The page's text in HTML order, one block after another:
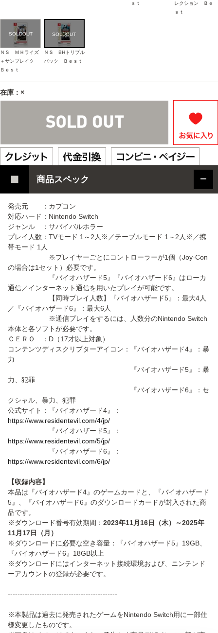
ｓｔ
レクション Ｂｅ
ｓｔ
ＮＳ ＭＨライズ
＋サンブレイク
Ｂｅｓｔ
ＮＳ BHトリプル
パック Ｂｅｓｔ
在庫：×
商品スペック
発売元 ：カプコン
対応ハード：Nintendo Switch
ジャンル ：サバイバルホラー
プレイ人数：TVモード 1～2人※／テーブルモード 1～2人※／携
帯モード 1人
※プレイヤーごとにコントローラーが1個（Joy-Con
の場合は1セット）必要です。
『バイオハザード5』『バイオハザード6』はローカ
通信／インターネット通信を用いたプレイが可能です。
【同時プレイ人数】『バイオハザード5』：最大4人
／『バイオハザード6』：最大6人
※通信プレイをするには、人数分のNintendo Switch
本体と各ソフトが必要です。
ＣＥＲＯ ：D（17才以上対象）
コンテンツディスクリプターアイコン：『バイオハザード4』：暴
力
『バイオハザード5』：暴
力、犯罪
『バイオハザード6』：セ
クシャル、暴力、犯罪
公式サイト：『バイオハザード4』：
https://www.residentevil.com/4/jp/
『バイオハザード5』：
https://www.residentevil.com/5/jp/
『バイオハザード6』：
https://www.residentevil.com/6/jp/
【収録内容】
本品は『バイオハザード4』のゲームカードと、『バイオハザード
5』、『バイオハザード6』のダウンロードカードが封入された商
品です。
※ダウンロード番号有効期間： 2023年11月16日（木）～2025年
11月17日（月）
※ダウンロードに必要な空き容量：『バイオハザード5』19GB、
『バイオハザード6』18GB以上
※ダウンロードにはインターネット接続環境および、ニンテンド
ーアカウントの登録が必要です。
---------------------------------------------
※本製品は過去に発売されたゲームをNintendo Switch用に一部仕
様変更したものです。